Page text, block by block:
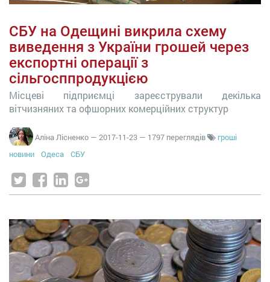
СБУ на Одещині викрила схему
виведення з України грошей через
експортні операції з
сільгосппродукцією
Місцеві підприємці зареєстрували декілька
вітчизняних та офшорних комерційних структур
Аліна Лісненко — 2017-11-23 — 1797 переглядів
гроші
новини
Одеса СБУ